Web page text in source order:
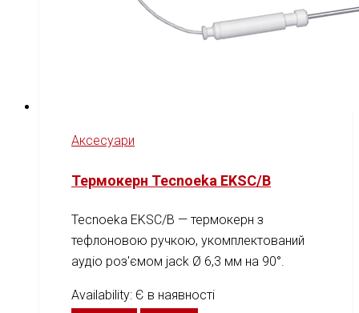
Аксесуари
Термокерн Tecnoeka EKSC/B
Tecnoeka EKSC/B — термокерн з
тефлоновою ручкою, укомплектований
аудіо роз'ємом jack Ø 6,3 мм на 90°.
Availability: Є в наявності